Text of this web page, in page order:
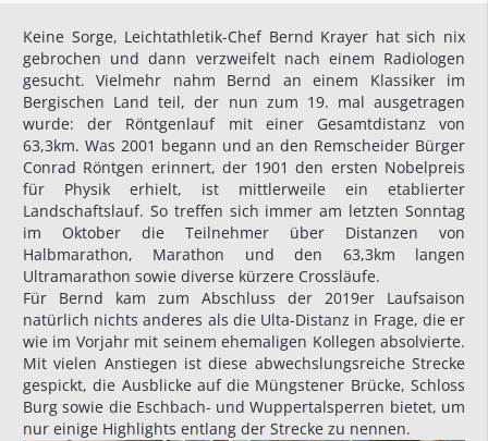
Keine Sorge, Leichtathletik-Chef Bernd Krayer hat sich nix
gebrochen und dann verzweifelt nach einem Radiologen
gesucht. Vielmehr nahm Bernd an einem Klassiker im
Bergischen Land teil, der nun zum 19. mal ausgetragen
wurde: der Röntgenlauf mit einer Gesamtdistanz von
63,3km. Was 2001 begann und an den Remscheider Bürger
Conrad Röntgen erinnert, der 1901 den ersten Nobelpreis
für Physik erhielt, ist mittlerweile ein etablierter
Landschaftslauf. So treffen sich immer am letzten Sonntag
im Oktober die Teilnehmer über Distanzen von
Halbmarathon, Marathon und den 63,3km langen
Ultramarathon sowie diverse kürzere Crossläufe.
Für Bernd kam zum Abschluss der 2019er Laufsaison
natürlich nichts anderes als die Ulta-Distanz in Frage, die er
wie im Vorjahr mit seinem ehemaligen Kollegen absolvierte.
Mit vielen Anstiegen ist diese abwechslungsreiche Strecke
gespickt, die Ausblicke auf die Müngstener Brücke, Schloss
Burg sowie die Eschbach- und Wuppertalsperren bietet, um
nur einige Highlights entlang der Strecke zu nennen.